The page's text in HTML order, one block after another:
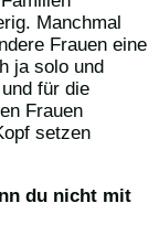
Manchmal
Frauen eine
ja solo und
für die
Frauen
setzen
du nicht mit